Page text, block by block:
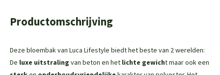
Productomschrijving
Deze bloembak van Luca Lifestyle biedt het beste van 2 werelden:
De luxe uitstraling van beton en het lichte gewicht maar ook een